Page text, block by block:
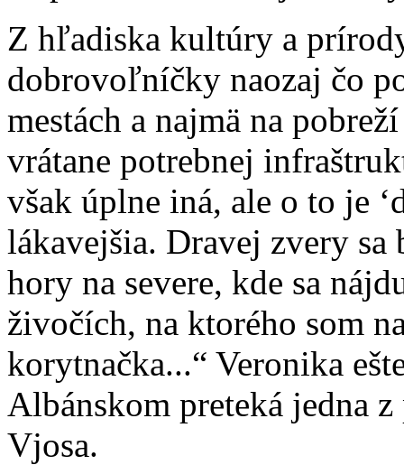
Z hľadiska kultúry a
dobrovoľníčky naozaj čo
mestách a najmä na
vrátane potrebnej
však úplne iná, ale o to je
lákavejšia. Dravej zvery sa
hory na severe, kde sa
živočích, na ktorého som
korytnačka...“ Veronika
Albánskom preteká jedna
Vjosa.